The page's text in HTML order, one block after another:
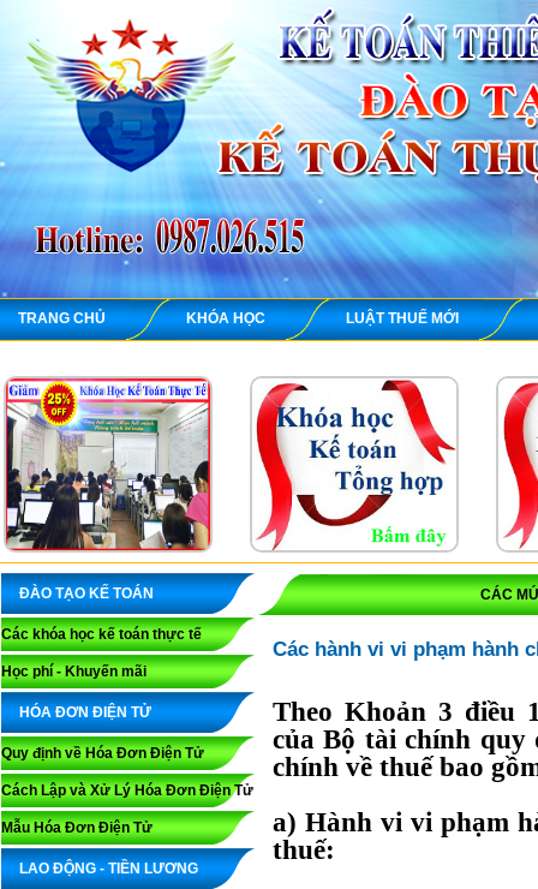
TRANG CHỦ KHÓA HỌC LUẬT THUẾ MỚI
ĐÀO TẠO KẾ TOÁN
Các khóa học kế toán thực tế
Học phí - Khuyến mãi
HÓA ĐƠN ĐIỆN TỬ
Quy định về Hóa Đơn Điện Tử
Cách Lập và Xử Lý Hóa Đơn Điện Tử
Mẫu Hóa Đơn Điện Tử
LAO ĐỘNG - TIỀN LƯƠNG
CÁC
Các hành vi vi phạm hành
Theo Khoản 3 điều
của Bộ tài chính
chính về thuế bao
a) Hành vi vi phạm
thuế: